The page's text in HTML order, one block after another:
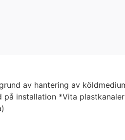
av hantering av
på installation *Vita